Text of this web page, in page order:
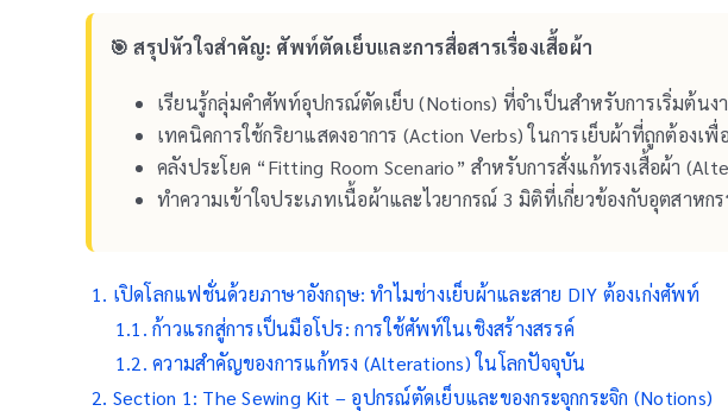
🎯 สรุปหัวใจสำคัญ: ศัพท์ตัดเย็บและการสื่อสารเรื่องเสื้อผ้า
เรียนรู้กลุ่มคำศัพท์อุปกรณ์ตัดเย็บ (Notions) ที่จำเป็นสำหรับการเริ่มต้นง
เทคนิคการใช้กริยาแสดงอาการ (Action Verbs) ในการเย็บผ้าที่ถูกต้องเ
คลังประโยค “Fitting Room Scenario” สำหรับการสั่งแก้ทรงเสื้อผ้า
ทำความเข้าใจประเภทเนื้อผ้าและไวยากรณ์ 3 มิติที่เกี่ยวข้องกับอุตสาหก
เปิดโลกแฟชั่นด้วยภาษาอังกฤษ: ทำไมช่างเย็บผ้าและสาย DIY ต้องเก่งศัพท์
ก้าวแรกสู่การเป็นมือโปร: การใช้ศัพท์ในเชิงสร้างสรรค์
ความสำคัญของการแก้ทรง (Alterations) ในโลกปัจจุบัน
Section 1: The Sewing Kit – อุปกรณ์ตัดเย็บและของกระจุกกระจิก (Notions)